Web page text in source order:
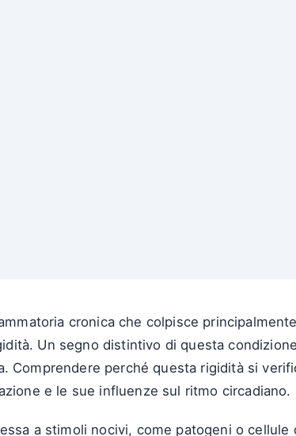
cronica che colpisce
Un segno distintivo di questa
Comprendere perché questa rigidità si
e le sue influenze sul ritmo circadiano.
a stimoli nocivi, come patogeni o